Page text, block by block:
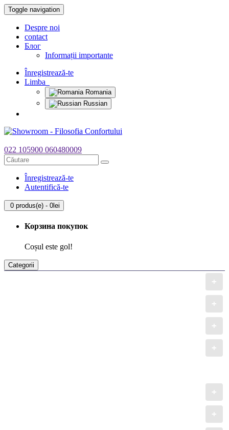
Toggle navigation
Despre noi
contact
Блог
Informații importante
Înregistrează-te
Limba
Romania
Russian
022 105900 060480009
Înregistrează-te
Autentifică-te
0 produs(e) - 0lei
Корзина покупок
Coșul este gol!
Categorii